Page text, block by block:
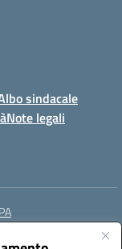
sindacale
Note legali